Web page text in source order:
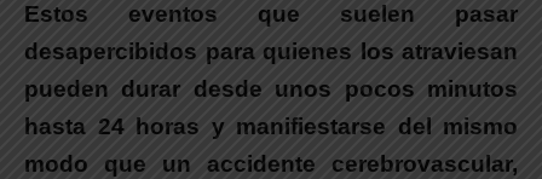
Estos eventos que suelen pasar
desapercibidos para quienes los atraviesan
pueden durar desde unos pocos minutos
hasta 24 horas y manifiestarse del mismo
modo que un accidente cerebrovascular,